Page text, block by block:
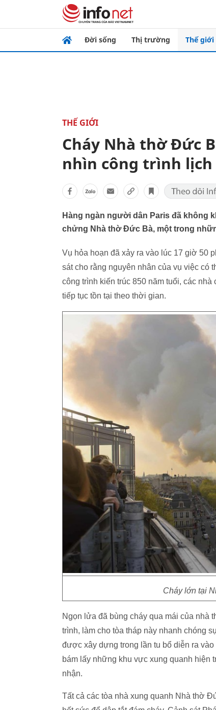
Đời sống Thị trường Thế giới
THẾ GIỚI
Cháy Nhà thờ Đức
nhìn công trình lịch
Hàng ngàn người dân Paris đã không
chửng Nhà thờ Đức Bà, một trong
Vụ hỏa hoạn đã xảy ra vào lúc 17 giờ 50
sát cho rằng nguyên nhân của vụ việc có
công trình kiến trúc 850 năm tuổi, các
tiếp tục tồn tại theo thời gian.
Cháy lớn tại
Ngọn lửa đã bùng cháy qua mái của nhà
trình, làm cho tòa tháp này nhanh chóng
được xây dựng trong lần tu bổ diễn ra
bám lấy những khu vực xung quanh
nhận.
Tất cả các tòa nhà xung quanh Nhà thờ